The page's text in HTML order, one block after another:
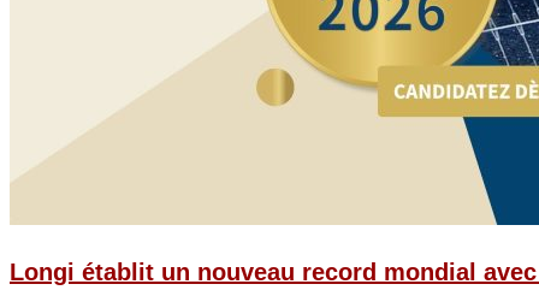
Longi établit un nouveau record mondial